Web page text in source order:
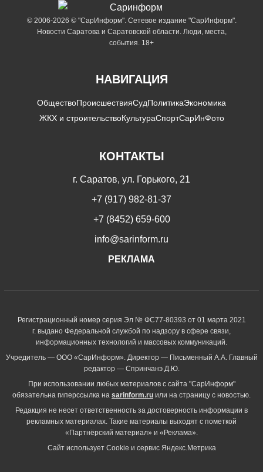
© 2006-2026 © "СарИнформ". Сетевое издание "СарИнформ".
Новости Саратова и Саратовской области. Люди, места,
события. 18+
НАВИГАЦИЯ
ОбществоПроисшествияСудПолитикаЭкономика
ЖКХ и строительствоКультураСпортСарИнФото
КОНТАКТЫ
г. Саратов, ул. Горького, 21
+7 (917) 982-81-37
+7 (8452) 659-600
info@sarinform.ru
РЕКЛАМА
Регистрационный номер серия Эл № ФС77-80393 от 01 марта 2021
г. выдано Федеральной службой по надзору в сфере связи,
информационных технологий и массовых коммуникаций.
Учредитель — ООО «СарИнформ». Директор — Письменный А.А. Главный
редактор — Спринчанэ Д.Ю.
При использовании любых материалов с сайта "СарИнформ"
обязательна гиперссылка на sarinform.ru или на страницу с новостью.
Редакция не несет ответственность за достоверность информации в
рекламных материалах. Такие материалы выходят с пометкой
«Партнёрский материал» и «Реклама».
Сайт использует Cookie и сервиc Яндекс.Метрика